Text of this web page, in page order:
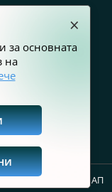
„Митници“ и НАП
×
за основната
на